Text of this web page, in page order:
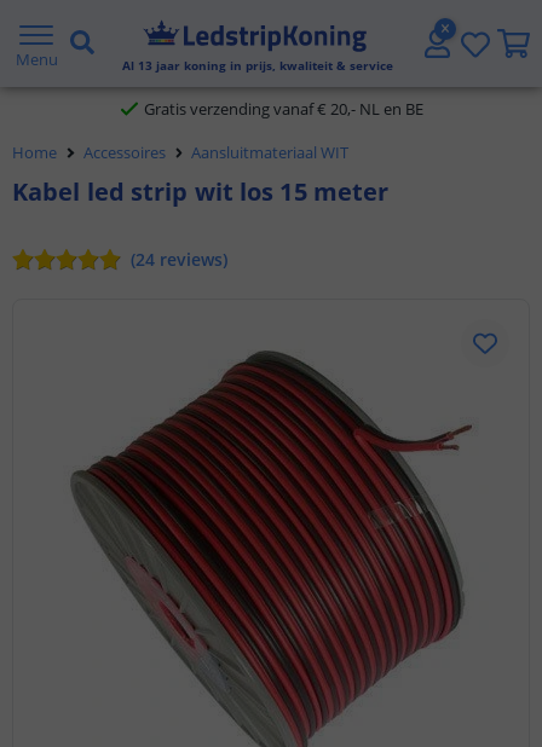
Menu Al 13 jaar koning in prijs, kwaliteit & service
5 jaar garantie
Gratis verzending vanaf € 20,- NL en BE
Klantbeoordeling 9.1
Home Accessoires Aansluitmateriaal WIT
Kabel led strip wit los 15 meter
(24 reviews)